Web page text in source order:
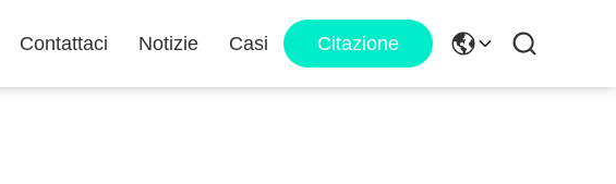
Contattaci Notizie Casi Citazione